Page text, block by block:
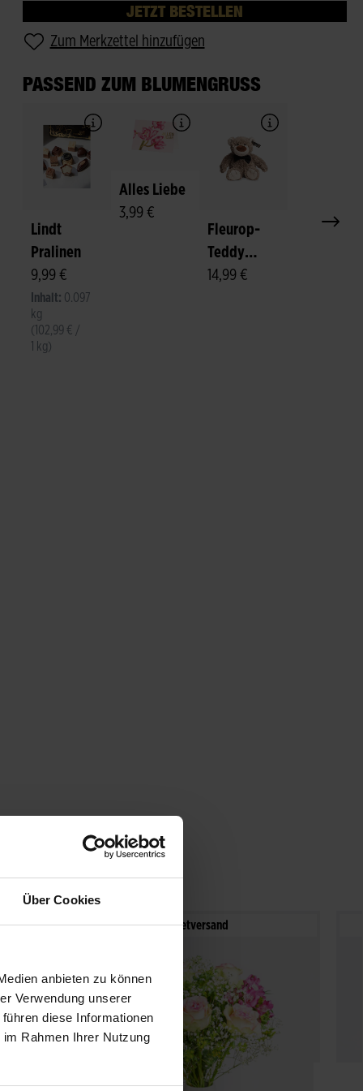
Über Cookies
anbieten zu können
Verwendung unserer
diese Informationen
Rahmen Ihrer Nutzung
JETZT BESTELLEN
Zum Merkzettel hinzufügen
PASSEND ZUM BLUMENGRUSS
Lindt
Pralinen
9,99 €
Inhalt: 0.097
kg
(102,99 € /
1 kg)
Alles Liebe
3,99 €
Fleurop-
Teddy
"Felix"
14,99 €
Paketversand